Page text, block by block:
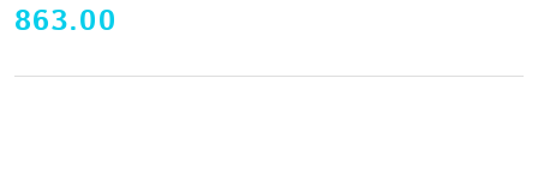
cena:
863.00